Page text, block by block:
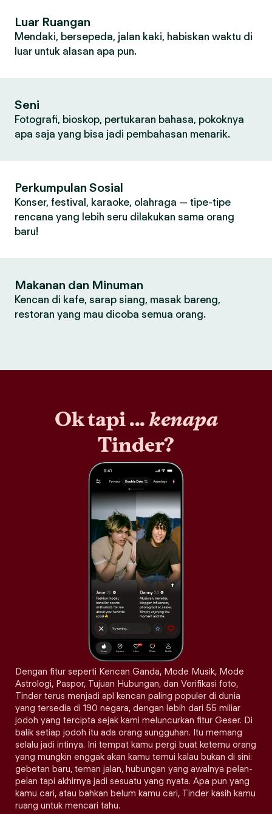
Luar Ruangan
Mendaki, bersepeda, jalan kaki, habiskan waktu di
luar untuk alasan apa pun.
Seni
Fotografi, bioskop, pertukaran bahasa, pokoknya
apa saja yang bisa jadi pembahasan menarik.
Perkumpulan Sosial
Konser, festival, karaoke, olahraga — tipe-tipe
rencana yang lebih seru dilakukan sama orang
baru!
Makanan dan Minuman
Kencan di kafe, sarap siang, masak bareng,
restoran yang mau dicoba semua orang.
Ok tapi ...kenapa
Tinder?
Dengan fitur seperti Kencan Ganda, Mode Musik, Mode
Astrologi, Paspor, Tujuan Hubungan, dan Verifikasi foto,
Tinder terus menjadi apl kencan paling populer di dunia
yang tersedia di 190 negara, dengan lebih dari 55 miliar
jodoh yang tercipta sejak kami meluncurkan fitur Geser. Di
balik setiap jodoh itu ada orang sungguhan. Itu memang
selalu jadi intinya. Ini tempat kamu pergi buat ketemu orang
yang mungkin enggak akan kamu temui kalau bukan di sini:
gebetan baru, teman jalan, hubungan yang awalnya pelan-
pelan tapi akhirnya jadi sesuatu yang nyata. Apa pun yang
kamu cari, atau bahkan belum kamu cari, Tinder kasih kamu
ruang untuk mencari tahu.